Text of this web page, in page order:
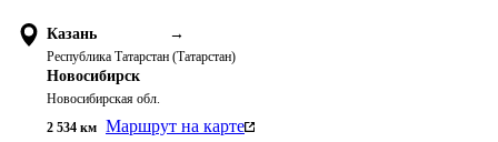
Казань →
Республика Татарстан (Татарстан)
Новосибирск
Новосибирская обл.
2 534 км Маршрут на карте